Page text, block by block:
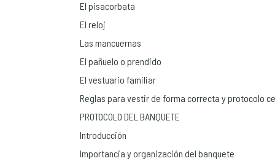
El pisacorbata
El reloj
Las mancuernas
El pañuelo o prendido
El vestuario familiar
Reglas para vestir de forma correcta y protocolo
PROTOCOLO DEL BANQUETE
Introducción
Importancia y organización del banquete